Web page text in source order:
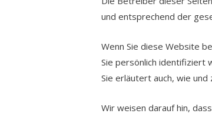
und entsprechend der
Wenn Sie diese Website
Sie persönlich identifiziert
Sie erläutert auch, wie und
Wir weisen darauf hin,